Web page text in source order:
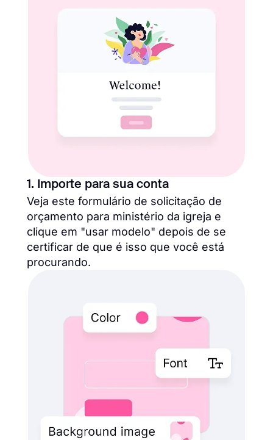
1. Importe para sua conta
Veja este formulário de solicitação de
orçamento para ministério da igreja e
clique em "usar modelo" depois de se
certificar de que é isso que você está
procurando.